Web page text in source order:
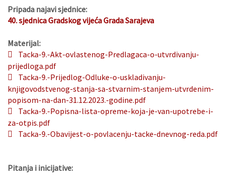
Pripada najavi sjednice:
40. sjednica Gradskog vijeća Grada Sarajeva
Materijal:
Tacka-9.-Akt-ovlastenog-Predlagaca-o-utvrdivanju-
prijedloga.pdf
Tacka-9.-Prijedlog-Odluke-o-uskladivanju-
knjigovodstvenog-stanja-sa-stvarnim-stanjem-utvrdenim-
popisom-na-dan-31.12.2023.-godine.pdf
Tacka-9.-Popisna-lista-opreme-koja-je-van-upotrebe-i-
za-otpis.pdf
Tacka-9.-Obavijest-o-povlacenju-tacke-dnevnog-reda.pdf
Pitanja i inicijative: